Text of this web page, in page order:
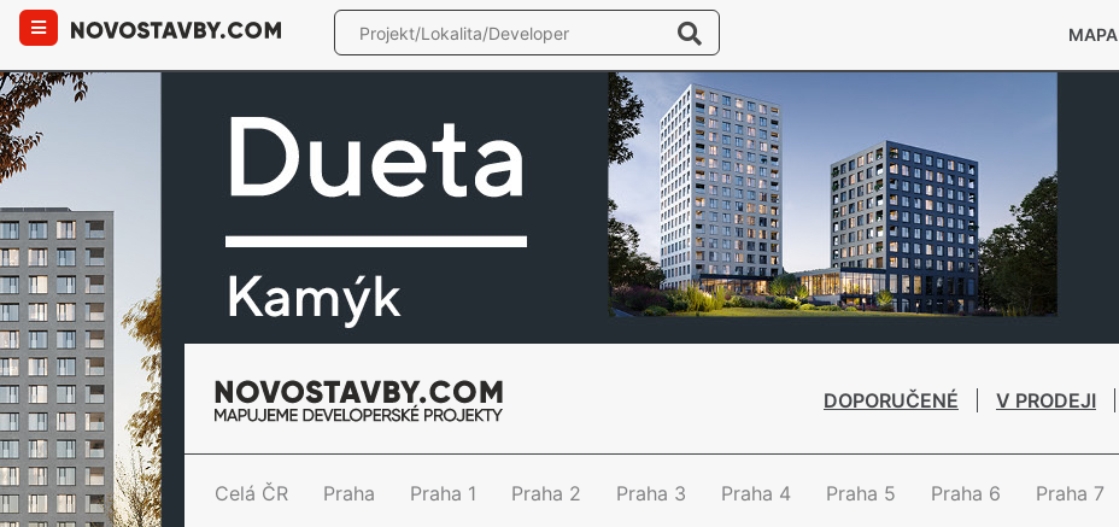
MAPA
DOPORUČENÉ V PRODEJI
Celá ČR Praha Praha 1 Praha 2 Praha 3 Praha 4 Praha 5 Praha 6 Praha 7